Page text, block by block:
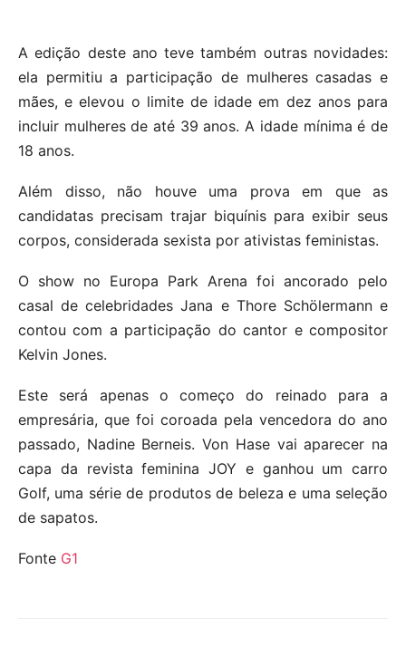
A edição deste ano teve também outras novidades:
ela permitiu a participação de mulheres casadas e
mães, e elevou o limite de idade em dez anos para
incluir mulheres de até 39 anos. A idade mínima é de
18 anos.
Além disso, não houve uma prova em que as
candidatas precisam trajar biquínis para exibir seus
corpos, considerada sexista por ativistas feministas.
O show no Europa Park Arena foi ancorado pelo
casal de celebridades Jana e Thore Schölermann e
contou com a participação do cantor e compositor
Kelvin Jones.
Este será apenas o começo do reinado para a
empresária, que foi coroada pela vencedora do ano
passado, Nadine Berneis. Von Hase vai aparecer na
capa da revista feminina JOY e ganhou um carro
Golf, uma série de produtos de beleza e uma seleção
de sapatos.
Fonte G1